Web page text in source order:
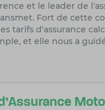
et le leader de
Fort de cette
tarifs d'assurance
et elle nous a